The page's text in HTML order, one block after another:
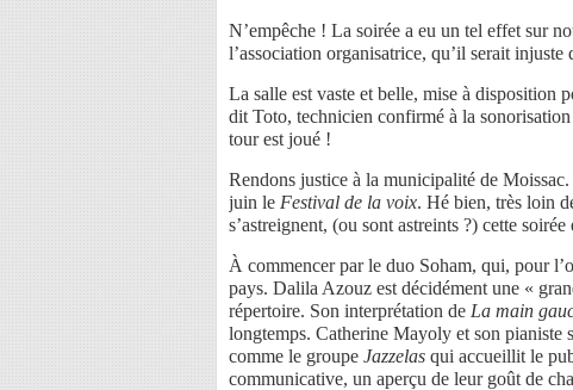
N’empêche ! La soirée a eu un tel effet sur
l’association organisatrice, qu’il serait injuste
La salle est vaste et belle, mise à disposition
dit Toto, technicien confirmé à la
tour est joué !
Rendons justice à la municipalité de
juin le Festival de la voix. Hé bien, très loin
s’astreignent, (ou sont astreints ?) cette
À commencer par le duo Soham, qui, pour
pays. Dalila Azouz est décidément une «
répertoire. Son interprétation de La main
longtemps. Catherine Mayoly et son pianiste
comme le groupe Jazzelas qui accueillit le
communicative, un aperçu de leur goût de